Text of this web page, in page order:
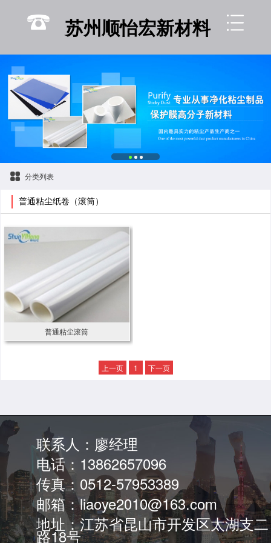
苏州顺怡宏新材料
分类列表
普通粘尘纸卷（滚筒）
普通粘尘滚筒
上一页 1 下一页
联系人：廖经理
电话：13862657096
传真：0512-57953389
邮箱：liaoye2010@163.com
地址：江苏省昆山市开发区太湖支二
路18号